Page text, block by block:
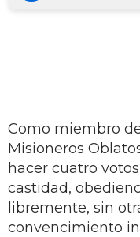
Como miembro
Misioneros
hacer cuatro
castidad,
libremente, sin
convencimiento